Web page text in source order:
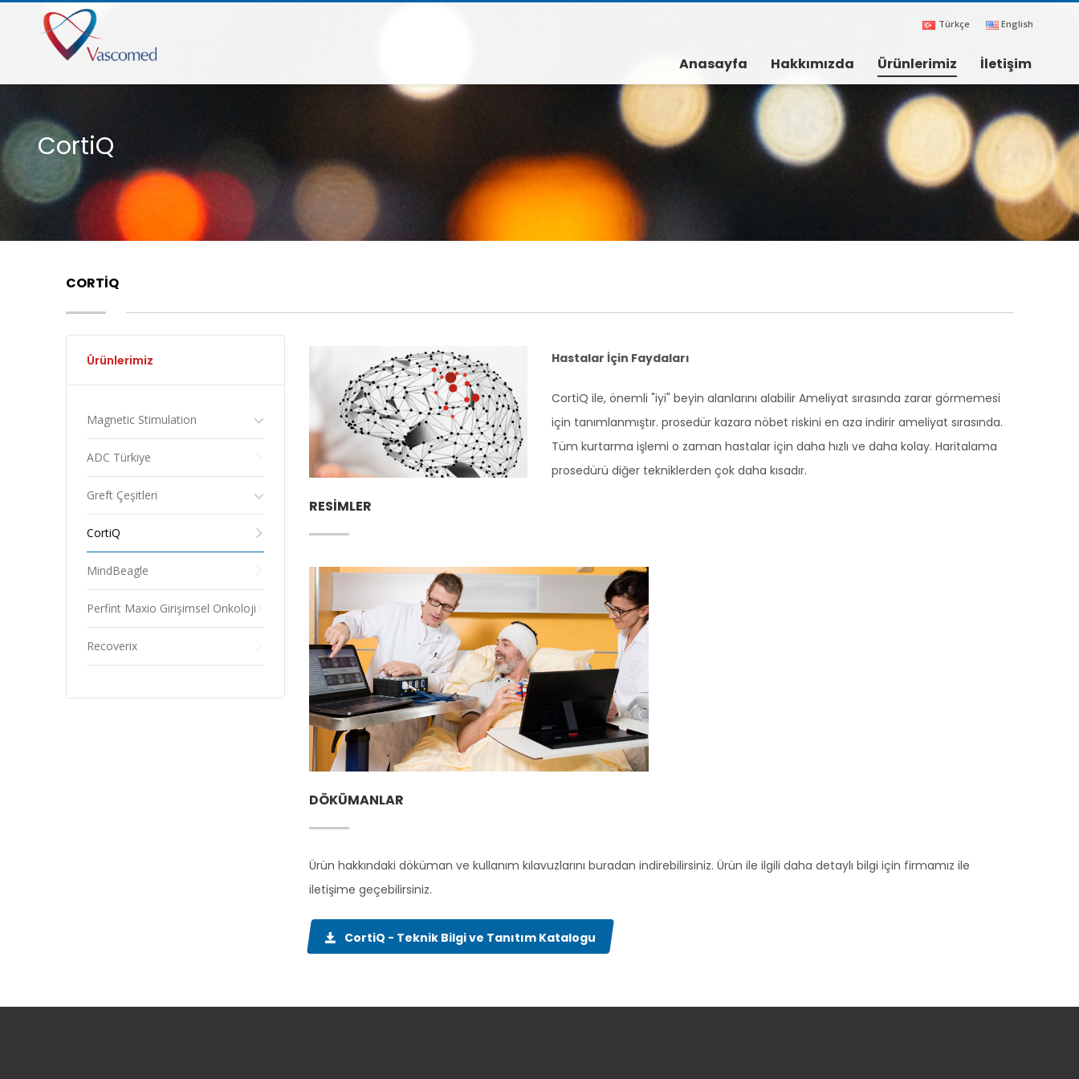
Türkçe English
Anasayfa Hakkımızda Ürünlerimiz İletişim
CortiQ
CORTIQ
Ürünlerimiz
Magnetic Stimulation
ADC Türkiye
Greft Çeşitleri
CortiQ
MindBeagle
Perfint Maxio Girişimsel Onkoloji
Recoverix
Hastalar İçin Faydaları
CortiQ ile, önemli "iyi" beyin alanlarını alabilir Ameliyat sırasında zarar görmemesi
için tanımlanmıştır. prosedür kazara nöbet riskini en aza indirir ameliyat sırasında.
Tüm kurtarma işlemi o zaman hastalar için daha hızlı ve daha kolay. Haritalama
prosedürü diğer tekniklerden çok daha kısadır.
RESIMLER
DÖKÜMANLAR
Ürün hakkındaki döküman ve kullanım kılavuzlarını buradan indirebilirsiniz. Ürün ile ilgili daha detaylı bilgi için firmamız ile
iletişime geçebilirsiniz.
CortiQ - Teknik Bilgi ve Tanıtım Katalogu